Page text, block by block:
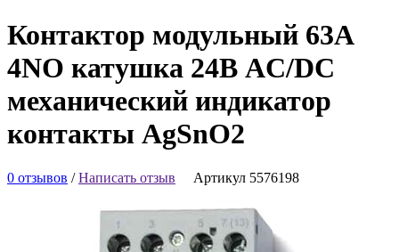
Контактор модульный 63А
4NO катушка 24В AC/DC
механический индикатор
контакты AgSnO2
0 отзывов /Написать отзыв Артикул 5576198